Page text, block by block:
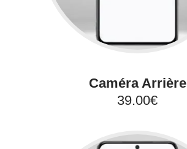
Caméra Arrière
39.00€